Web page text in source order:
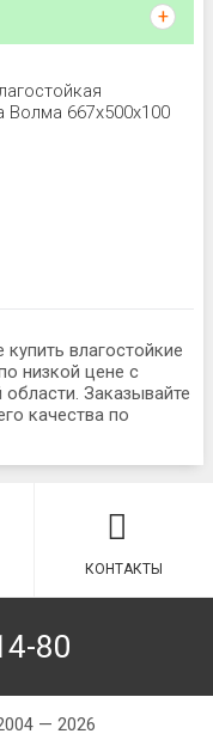
Волма 667х500х100
влагостойкие
низкой цене с
Заказывайте
качества по
КОНТАКТЫ
80
— 2026